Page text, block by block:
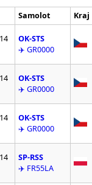
Samolot Kraj
OK-STS
✈️ GR0000
OK-STS
✈️ GR0000
OK-STS
✈️ GR0000
SP-RSS
✈️ FR55LA